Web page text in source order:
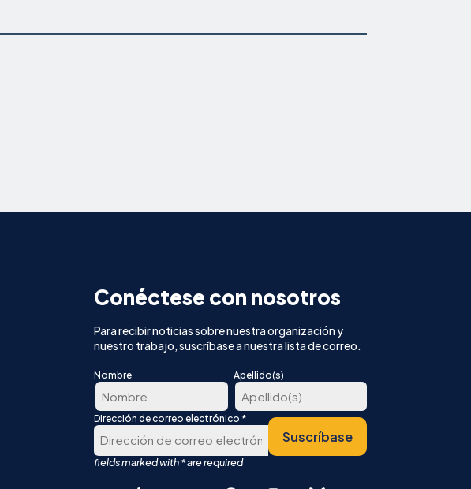
Conéctese con nosotros
Para recibir noticias sobre nuestra organización y
nuestro trabajo, suscríbase a nuestra lista de correo.
Nombre
En
primer
lugar
Apellido(s)
Última
Dirección de correo electrónico *
Suscríbase